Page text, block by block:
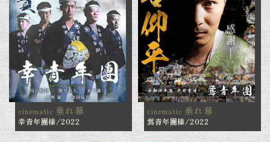
cinematic 垂れ幕
幸青年團様/2022
cinematic 垂れ幕
鴬青年團様/2022